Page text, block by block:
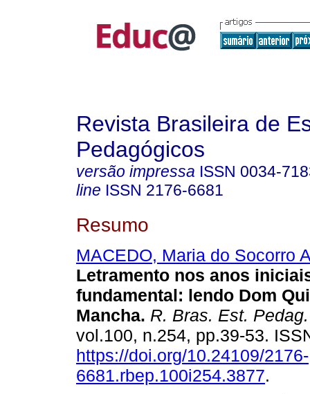
Revista Brasileira de
Pedagógicos
versão impressa ISSN 0034-
line ISSN 2176-6681
Resumo
MACEDO, Maria do Socorro
Letramento nos anos
fundamental: lendo Dom
Mancha. R. Bras. Est. Pedag.
vol.100, n.254, pp.39-53.
https://doi.org/10.24109/2176-
6681.rbep.100i254.3877.